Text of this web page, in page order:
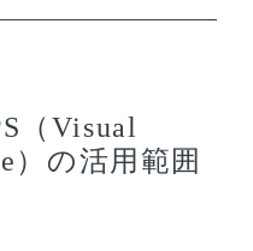
（Visual
）の活用範囲